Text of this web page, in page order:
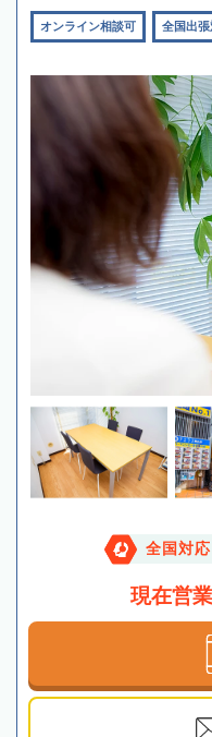
オンライン相談可 全国出
全国対応
現在営